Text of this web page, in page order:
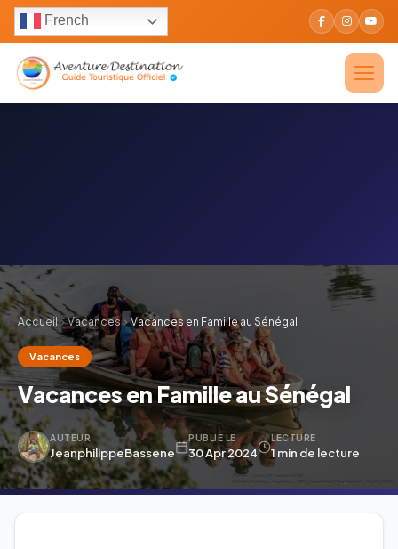
French
Accueil Vacances Vacances en Famille au Sénégal
Vacances
Vacances en Famille au Sénégal
AUTEUR
JeanphilippeBassene
PUBLIÉ LE
30 Apr 2024
LECTURE
1 min de lecture